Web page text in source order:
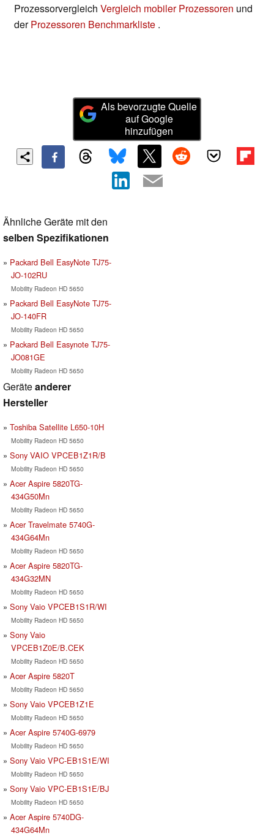
Prozessorvergleich Vergleich mobiler Prozessoren und
derProzessoren Benchmarkliste .
Als bevorzugte Quelle
auf Google
hinzufügen
Ähnliche Geräte mit den
selben Spezifikationen
Packard Bell EasyNote TJ75-
JO-102RU
Mobility Radeon HD 5650
Packard Bell EasyNote TJ75-
JO-140FR
Mobility Radeon HD 5650
Packard Bell Easynote TJ75-
JO081GE
Mobility Radeon HD 5650
Geräteanderer
Hersteller
Toshiba Satellite L650-10H
Mobility Radeon HD 5650
Sony VAIO VPCEB1Z1R/B
Mobility Radeon HD 5650
Acer Aspire 5820TG-
434G50Mn
Mobility Radeon HD 5650
Acer Travelmate 5740G-
434G64Mn
Mobility Radeon HD 5650
Acer Aspire 5820TG-
434G32MN
Mobility Radeon HD 5650
Sony Vaio VPCEB1S1R/WI
Mobility Radeon HD 5650
Sony Vaio
VPCEB1Z0E/B.CEK
Mobility Radeon HD 5650
Acer Aspire 5820T
Mobility Radeon HD 5650
Sony Vaio VPCEB1Z1E
Mobility Radeon HD 5650
Acer Aspire 5740G-6979
Mobility Radeon HD 5650
Sony Vaio VPC-EB1S1E/WI
Mobility Radeon HD 5650
Sony Vaio VPC-EB1S1E/BJ
Mobility Radeon HD 5650
Acer Aspire 5740DG-
434G64Mn